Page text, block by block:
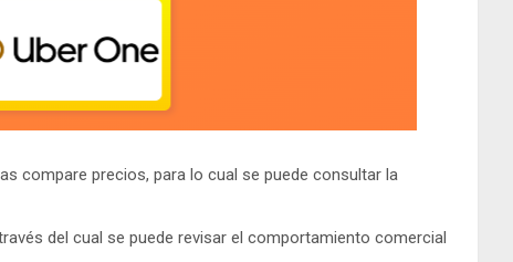
compare precios, para lo cual se puede consultar la
del cual se puede revisar el comportamiento comercial